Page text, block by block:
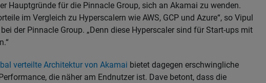
Hauptgründe für die Pinnacle Group, sich an Akamai zu wenden.
im Vergleich zu Hyperscalern wie AWS, GCP und Azure“, so Vipul
der Pinnacle Group. „Denn diese Hyperscaler sind für Start-ups mit
verteilte Architektur von Akamai bietet dagegen erschwingliche
die näher am Endnutzer ist. Dave betont, dass die